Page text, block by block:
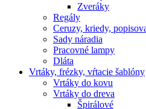
Zveráky
Regály
Ceruzy, kriedy,
Sady náradia
Pracovné lampy
Dláta
Vrtáky, frézky, vŕtacie šablóny
Vrtáky do kovu
Vrtáky do dreva
Špirálové